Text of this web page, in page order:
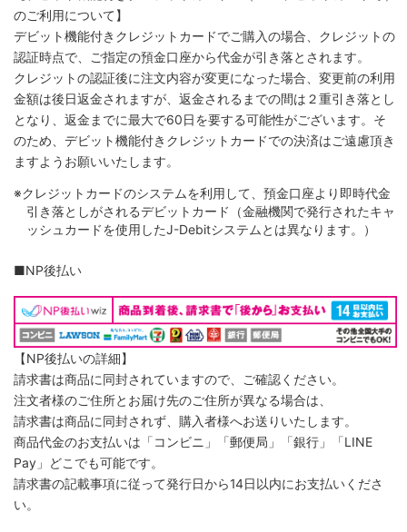
のご利用について】
デビット機能付きクレジットカードでご購入の場合、クレジットの
認証時点で、ご指定の預金口座から代金が引き落とされます。
クレジットの認証後に注文内容が変更になった場合、変更前の利用
金額は後日返金されますが、返金されるまでの間は２重引き落とし
となり、返金までに最大で60日を要する可能性がございます。そ
のため、デビット機能付きクレジットカードでの決済はご遠慮頂き
ますようお願いいたします。
※クレジットカードのシステムを利用して、預金口座より即時代金
引き落としがされるデビットカード（金融機関で発行されたキャ
ッシュカードを使用したJ-Debitシステムとは異なります。）
■NP後払い
【NP後払いの詳細】
請求書は商品に同封されていますので、ご確認ください。
注文者様のご住所とお届け先のご住所が異なる場合は、
請求書は商品に同封されず、購入者様へお送りいたします。
商品代金のお支払いは「コンビニ」「郵便局」「銀行」「LINE
Pay」どこでも可能です。
請求書の記載事項に従って発行日から14日以内にお支払いくださ
い。